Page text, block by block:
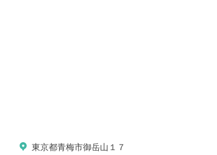
東京都青梅市御岳山１７